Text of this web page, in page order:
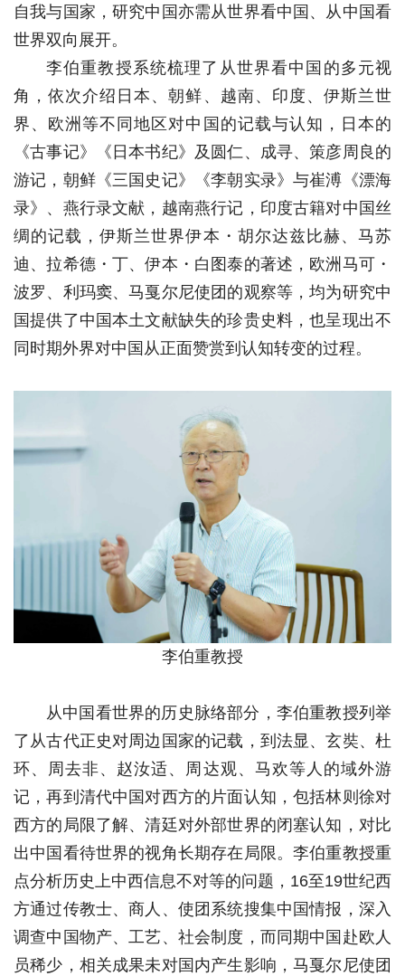
自我与国家，研究中国亦需从世界看中国、从中国看
世界双向展开。
李伯重教授系统梳理了从世界看中国的多元视
角，依次介绍日本、朝鲜、越南、印度、伊斯兰世
界、欧洲等不同地区对中国的记载与认知，日本的
《古事记》《日本书纪》及圆仁、成寻、策彦周良的
游记，朝鲜《三国史记》《李朝实录》与崔溥《漂海
录》、燕行录文献，越南燕行记，印度古籍对中国丝
绸的记载，伊斯兰世界伊本・胡尔达兹比赫、马苏
迪、拉希德・丁、伊本・白图泰的著述，欧洲马可・
波罗、利玛窦、马戛尔尼使团的观察等，均为研究中
国提供了中国本土文献缺失的珍贵史料，也呈现出不
同时期外界对中国从正面赞赏到认知转变的过程。
李伯重教授
从中国看世界的历史脉络部分，李伯重教授列举
了从古代正史对周边国家的记载，到法显、玄奘、杜
环、周去非、赵汝适、周达观、马欢等人的域外游
记，再到清代中国对西方的片面认知，包括林则徐对
西方的局限了解、清廷对外部世界的闭塞认知，对比
出中国看待世界的视角长期存在局限。李伯重教授重
点分析历史上中西信息不对等的问题，16至19世纪西
方通过传教士、商人、使团系统搜集中国情报，深入
调查中国物产、工艺、社会制度，而同期中国赴欧人
员稀少，相关成果未对国内产生影响，马戛尔尼使团